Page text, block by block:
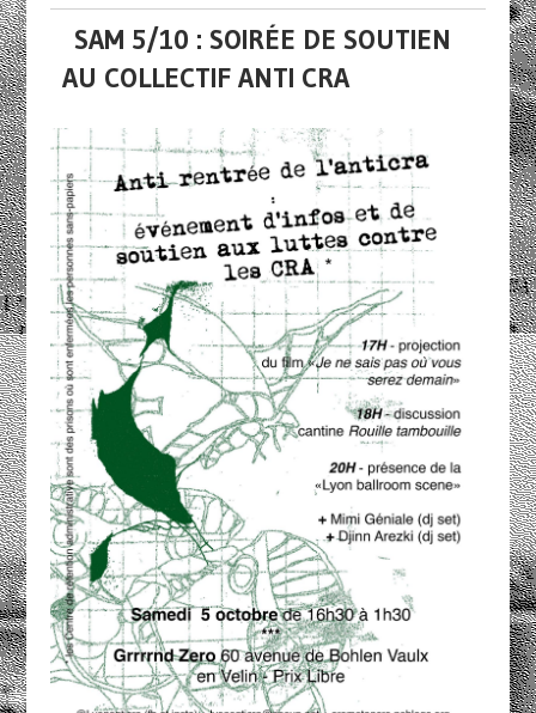
SAM 5/10 : SOIRÉE DE SOUTIEN
AU COLLECTIF ANTI CRA